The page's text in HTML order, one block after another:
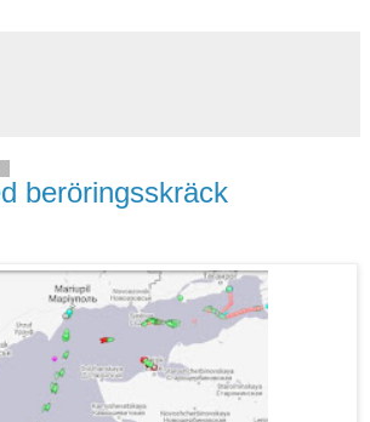
beröringsskräck